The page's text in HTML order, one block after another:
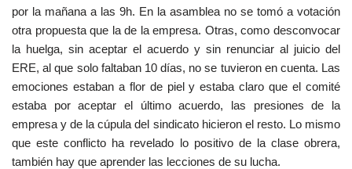
por la mañana a las 9h. En la asamblea no se tomó a votación
otra propuesta que la de la empresa. Otras, como desconvocar
la huelga, sin aceptar el acuerdo y sin renunciar al juicio del
ERE, al que solo faltaban 10 días, no se tuvieron en cuenta. Las
emociones estaban a flor de piel y estaba claro que el comité
estaba por aceptar el último acuerdo, las presiones de la
empresa y de la cúpula del sindicato hicieron el resto. Lo mismo
que este conflicto ha revelado lo positivo de la clase obrera,
también hay que aprender las lecciones de su lucha.